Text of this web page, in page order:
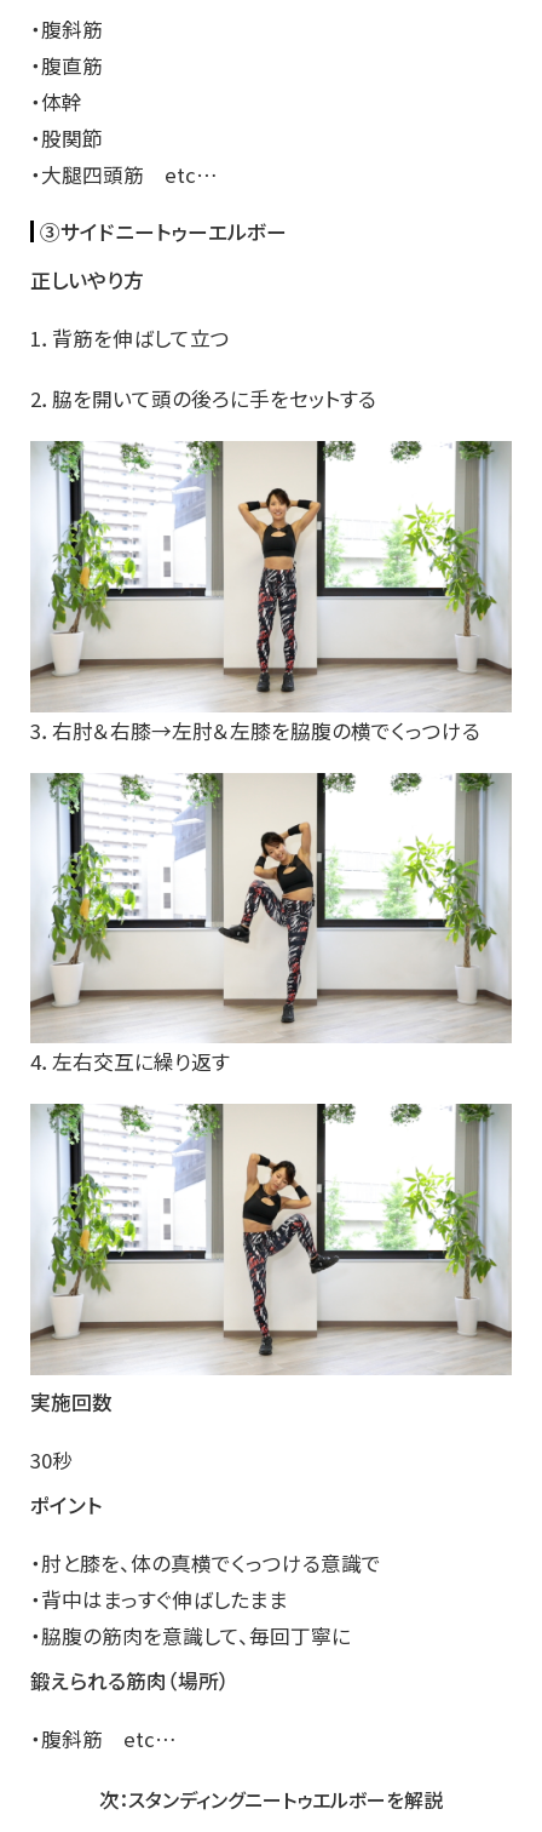
・腹斜筋
・腹直筋
・体幹
・股関節
・大腿四頭筋 etc…
③サイドニートゥーエルボー
正しいやり方
1．背筋を伸ばして立つ
2．脇を開いて頭の後ろに手をセットする
3．右肘＆右膝→左肘＆左膝を脇腹の横でくっつける
4．左右交互に繰り返す
実施回数
30秒
ポイント
・肘と膝を、体の真横でくっつける意識で
・背中はまっすぐ伸ばしたまま
・脇腹の筋肉を意識して、毎回丁寧に
鍛えられる筋肉（場所）
・腹斜筋 etc…
次：スタンディングニートゥエルボーを解説